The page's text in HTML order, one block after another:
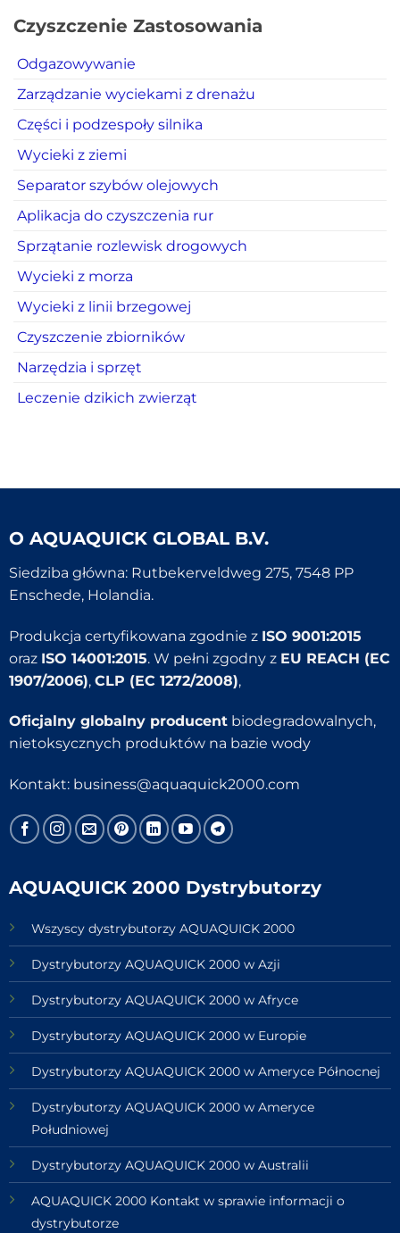
Czyszczenie Zastosowania
Odgazowywanie
Zarządzanie wyciekami z drenażu
Części i podzespoły silnika
Wycieki z ziemi
Separator szybów olejowych
Aplikacja do czyszczenia rur
Sprzątanie rozlewisk drogowych
Wycieki z morza
Wycieki z linii brzegowej
Czyszczenie zbiorników
Narzędzia i sprzęt
Leczenie dzikich zwierząt
O AQUAQUICK GLOBAL B.V.
Siedziba główna: Rutbekerveldweg 275, 7548 PP
Enschede, Holandia.
Produkcja certyfikowana zgodnie z ISO 9001:2015
oraz ISO 14001:2015. W pełni zgodny z EU REACH (EC
1907/2006), CLP (EC 1272/2008),
Oficjalny globalny producentbiodegradowalnych,
nietoksycznych produktów na bazie wody
Kontakt: business@aquaquick2000.com
AQUAQUICK 2000 Dystrybutorzy
Wszyscy dystrybutorzy AQUAQUICK 2000
Dystrybutorzy AQUAQUICK 2000 w Azji
Dystrybutorzy AQUAQUICK 2000 w Afryce
Dystrybutorzy AQUAQUICK 2000 w Europie
Dystrybutorzy AQUAQUICK 2000 w Ameryce Północnej
Dystrybutorzy AQUAQUICK 2000 w Ameryce
Południowej
Dystrybutorzy AQUAQUICK 2000 w Australii
AQUAQUICK 2000 Kontakt w sprawie informacji o
dystrybutorze